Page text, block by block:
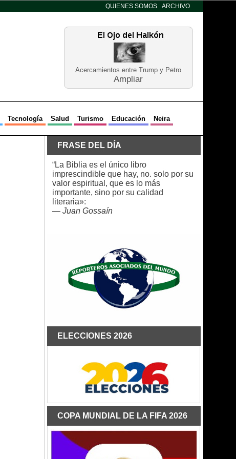
QUIENES SOMOS ARCHIVO
Acercamientos entre Trump y Petro
Ampliar
Tecnología Salud Turismo Educación Neira
FRASE DEL DÍA
“La Biblia es el único libro
imprescindible que hay, no. solo por su
valor espiritual, que es lo más
importante, sino por su calidad
literaria»:
— Juan Gossaín
ELECCIONES 2026
COPA MUNDIAL DE LA FIFA 2026